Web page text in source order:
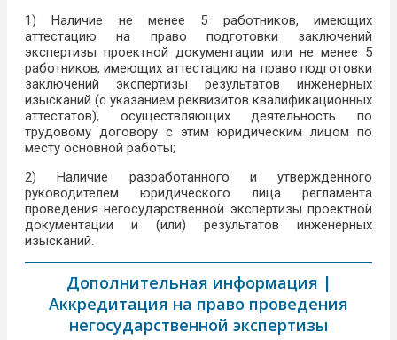
1) Наличие не менее 5 работников, имеющих
аттестацию на право подготовки заключений
экспертизы проектной документации или не менее 5
работников, имеющих аттестацию на право подготовки
заключений экспертизы результатов инженерных
изысканий (с указанием реквизитов квалификационных
аттестатов), осуществляющих деятельность по
трудовому договору с этим юридическим лицом по
месту основной работы;
2) Наличие разработанного и утвержденного
руководителем юридического лица регламента
проведения негосударственной экспертизы проектной
документации и (или) результатов инженерных
изысканий.
Дополнительная информация |
Аккредитация на право проведения
негосударственной экспертизы